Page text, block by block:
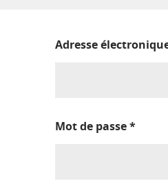
Adresse
Mot de passe*